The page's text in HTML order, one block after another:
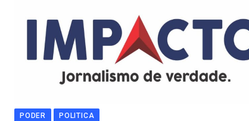
PODER POLITICA